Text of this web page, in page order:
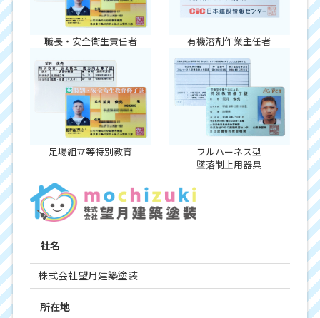
職長・安全衛生責任者 有機溶剤作業主任者
足場組立等特別教育
フルハーネス型
墜落制止用器具
社名
株式会社望月建築塗装
所在地